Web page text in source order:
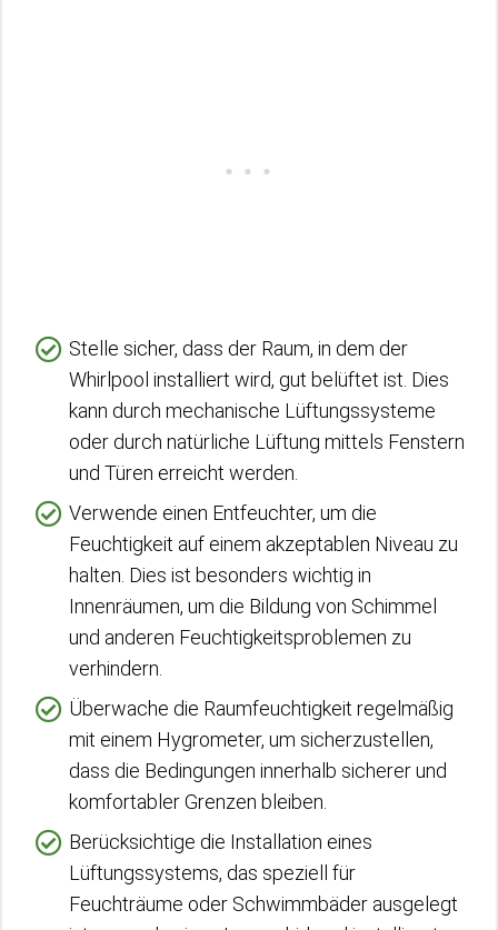
Stelle sicher, dass der Raum, in dem der
Whirlpool installiert wird, gut belüftet ist. Dies
kann durch mechanische Lüftungssysteme
oder durch natürliche Lüftung mittels Fenstern
und Türen erreicht werden.
Verwende einen Entfeuchter, um die
Feuchtigkeit auf einem akzeptablen Niveau zu
halten. Dies ist besonders wichtig in
Innenräumen, um die Bildung von Schimmel
und anderen Feuchtigkeitsproblemen zu
verhindern.
Überwache die Raumfeuchtigkeit regelmäßig
mit einem Hygrometer, um sicherzustellen,
dass die Bedingungen innerhalb sicherer und
komfortabler Grenzen bleiben.
Berücksichtige die Installation eines
Lüftungssystems, das speziell für
Feuchträume oder Schwimmbäder ausgelegt